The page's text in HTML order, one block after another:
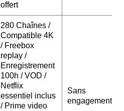
offert
280 Chaînes /
Compatible 4K
/ Freebox
replay /
Enregistrement
100h / VOD /
Netflix
essentiel inclus
/ Prime video
Sans
engagement